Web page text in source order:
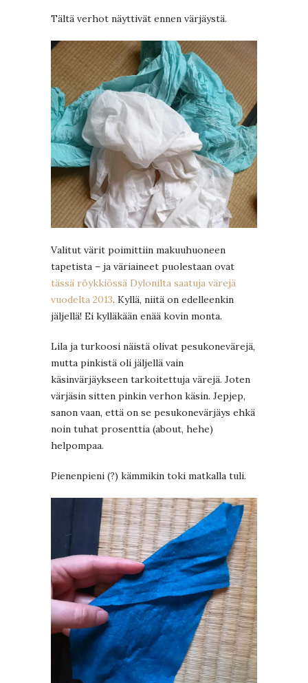
Tältä verhot näyttivät ennen värjäystä.
Valitut värit poimittiin makuuhuoneen
tapetista – ja väriaineet puolestaan ovat
tässä röykkiössä Dylonilta saatuja värejä
vuodelta 2013. Kyllä, niitä on edelleenkin
jäljellä! Ei kylläkään enää kovin monta.
Lila ja turkoosi näistä olivat pesukonevärejä,
mutta pinkistä oli jäljellä vain
käsinvärjäykseen tarkoitettuja värejä. Joten
värjäsin sitten pinkin verhon käsin. Jepjep,
sanon vaan, että on se pesukonevärjäys ehkä
noin tuhat prosenttia (about, hehe)
helpompaa.
Pienenpieni (?) kämmikin toki matkalla tuli.